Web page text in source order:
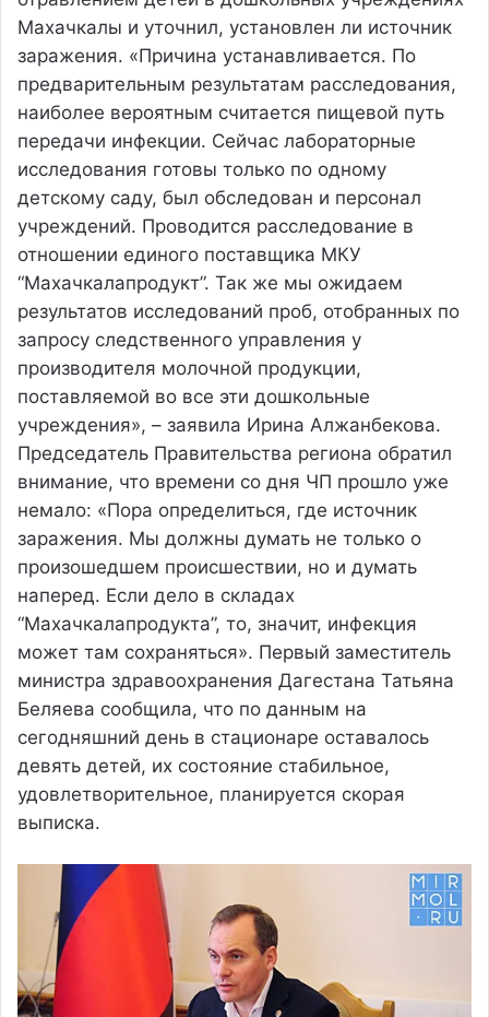
Махачкалы и уточнил, установлен ли источник
заражения. «Причина устанавливается. По
предварительным результатам расследования,
наиболее вероятным считается пищевой путь
передачи инфекции. Сейчас лабораторные
исследования готовы только по одному
детскому саду, был обследован и персонал
учреждений. Проводится расследование в
отношении единого поставщика МКУ
“Махачкалапродукт”. Так же мы ожидаем
результатов исследований проб, отобранных по
запросу следственного управления у
производителя молочной продукции,
поставляемой во все эти дошкольные
учреждения», – заявила Ирина Алжанбекова.
Председатель Правительства региона обратил
внимание, что времени со дня ЧП прошло уже
немало: «Пора определиться, где источник
заражения. Мы должны думать не только о
произошедшем происшествии, но и думать
наперед. Если дело в складах
“Махачкалапродукта”, то, значит, инфекция
может там сохраняться». Первый заместитель
министра здравоохранения Дагестана Татьяна
Беляева сообщила, что по данным на
сегодняшний день в стационаре оставалось
девять детей, их состояние стабильное,
удовлетворительное, планируется скорая
выписка.